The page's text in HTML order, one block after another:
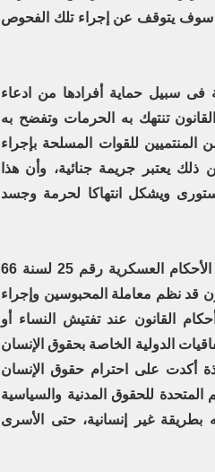
سوف يتوقف عن إجراء تلك الفحوص
فى سبيل حماية أفرادها من ادعاء
تنتهك به الحرمات وتفضح به
للقوات المسلحة بإجراء
يعتبر جريمة جنائية، وأن هذا
ويشكل انتهاكا لحرمة وجسد
وأشارت محكمة القضاء الإدارى إلى أن قانون الأحكام العسكرية رقم 25 لسنة 66
السجون قد نظم معاملة المحبوسين وإجراء
القانون عند تفتيش النساء أو
الدولية الخاصة بحقوق الإنسان
أكدت على احترام حقوق الإنسان
من اتفاقية الأمم المتحدة للحقوق المدنية والسياسية
غير إنسانية، حتى الأسرى